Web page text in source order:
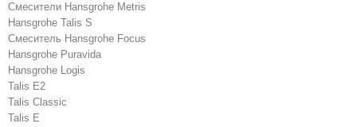
Cмесители Hansgrohe Metris
Hansgrohe Talis S
Смеситель Hansgrohe Focus
Hansgrohe Puravida
Hansgrohe Logis
Talis E2
Talis Classic
Talis E